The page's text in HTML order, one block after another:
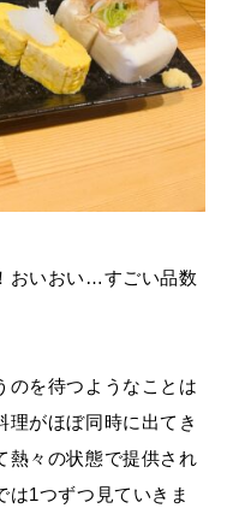
おいおい…すごい品数
のを待つようなことは
理がほぼ同時に出てき
熱々の状態で提供され
1つずつ見ていきま